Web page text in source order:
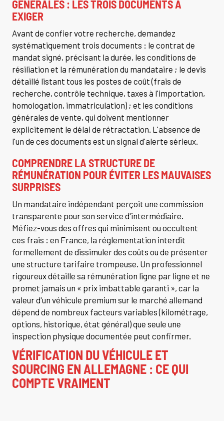
GÉNÉRALES : LES TROIS DOCUMENTS À
EXIGER
Avant de confier votre recherche, demandez
systématiquement trois documents : le contrat de
mandat signé, précisant la durée, les conditions de
résiliation et la rémunération du mandataire ; le devis
détaillé listant tous les postes de coût (frais de
recherche, contrôle technique, taxes à l'importation,
homologation, immatriculation) ; et les conditions
générales de vente, qui doivent mentionner
explicitement le délai de rétractation. L'absence de
l'un de ces documents est un signal d'alerte sérieux.
COMPRENDRE LA STRUCTURE DE
RÉMUNÉRATION POUR ÉVITER LES MAUVAISES
SURPRISES
Un mandataire indépendant perçoit une commission
transparente pour son service d'intermédiaire.
Méfiez-vous des offres qui minimisent ou occultent
ces frais : en France, la réglementation interdit
formellement de dissimuler des coûts ou de présenter
une structure tarifaire trompeuse. Un professionnel
rigoureux détaille sa rémunération ligne par ligne et ne
promet jamais un « prix imbattable garanti », car la
valeur d'un véhicule premium sur le marché allemand
dépend de nombreux facteurs variables (kilométrage,
options, historique, état général) que seule une
inspection physique documentée peut confirmer.
VÉRIFICATION DU VÉHICULE ET
SOURCING EN ALLEMAGNE : CE QUI
COMPTE VRAIMENT